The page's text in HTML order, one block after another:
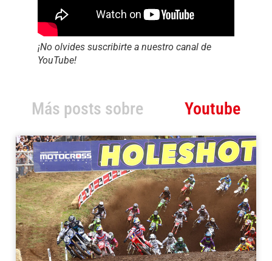
¡No olvides suscribirte a nuestro canal de
YouTube!
Más posts sobre Youtube